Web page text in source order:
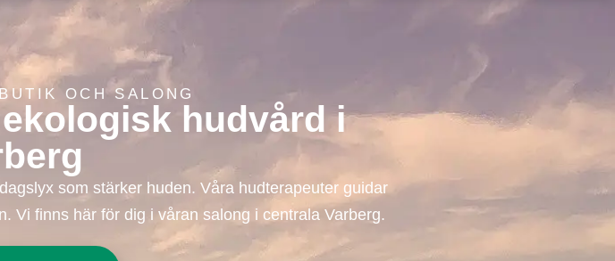
OCH SALONG
hudvård i
som stärker huden. Våra hudterapeuter guidar
Vi finns här för dig i våran salong i centrala Varberg.